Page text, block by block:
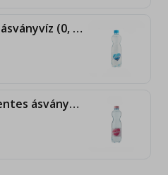
Szentkirályi szénsavas ásványvíz (0, 5l)
Szentkirályi szénsavmentes ásványvíz (0, 5l)